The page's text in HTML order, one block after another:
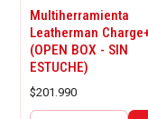
Multiherramienta
Leatherman
(OPEN BOX - SIN
ESTUCHE)
$201.990